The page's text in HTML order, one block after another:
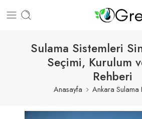
Sulama Sistemleri
Seçimi, Kurulum
Rehberi
Anasayfa Ankara Sulama